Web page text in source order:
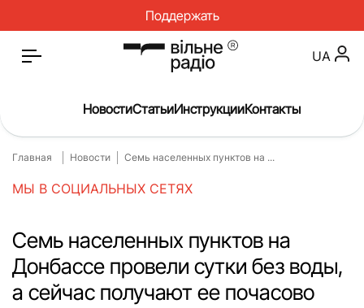
Поддержать
Главная
Новости
О нас
Инструкции
Спорт
Интервью
Досье
Репортаж
UA
НовостиСтатьиИнструкцииКонтакты
Главная Новости Семь населенных пунктов на ...
МЫ В СОЦИАЛЬНЫХ СЕТЯХ
Семь населенных пунктов на
Донбассе провели сутки без воды,
а сейчас получают ее почасово